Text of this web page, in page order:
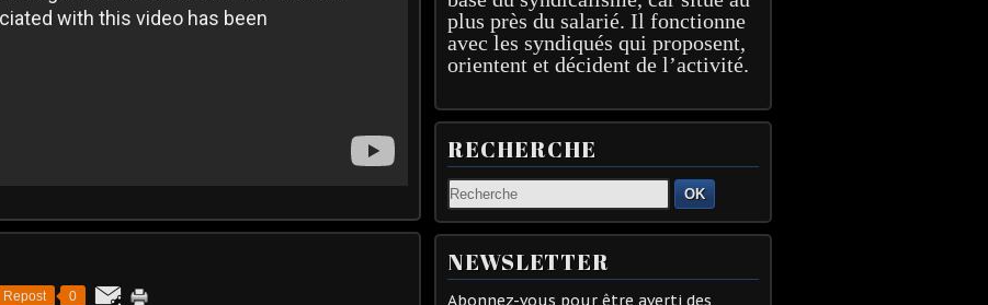
Repost 0
plus près du salarié. Il fonctionne
avec les syndiqués qui proposent,
orientent et décident de l’activité.
RECHERCHE
OK
NEWSLETTER
Abonnez-vous pour être averti des